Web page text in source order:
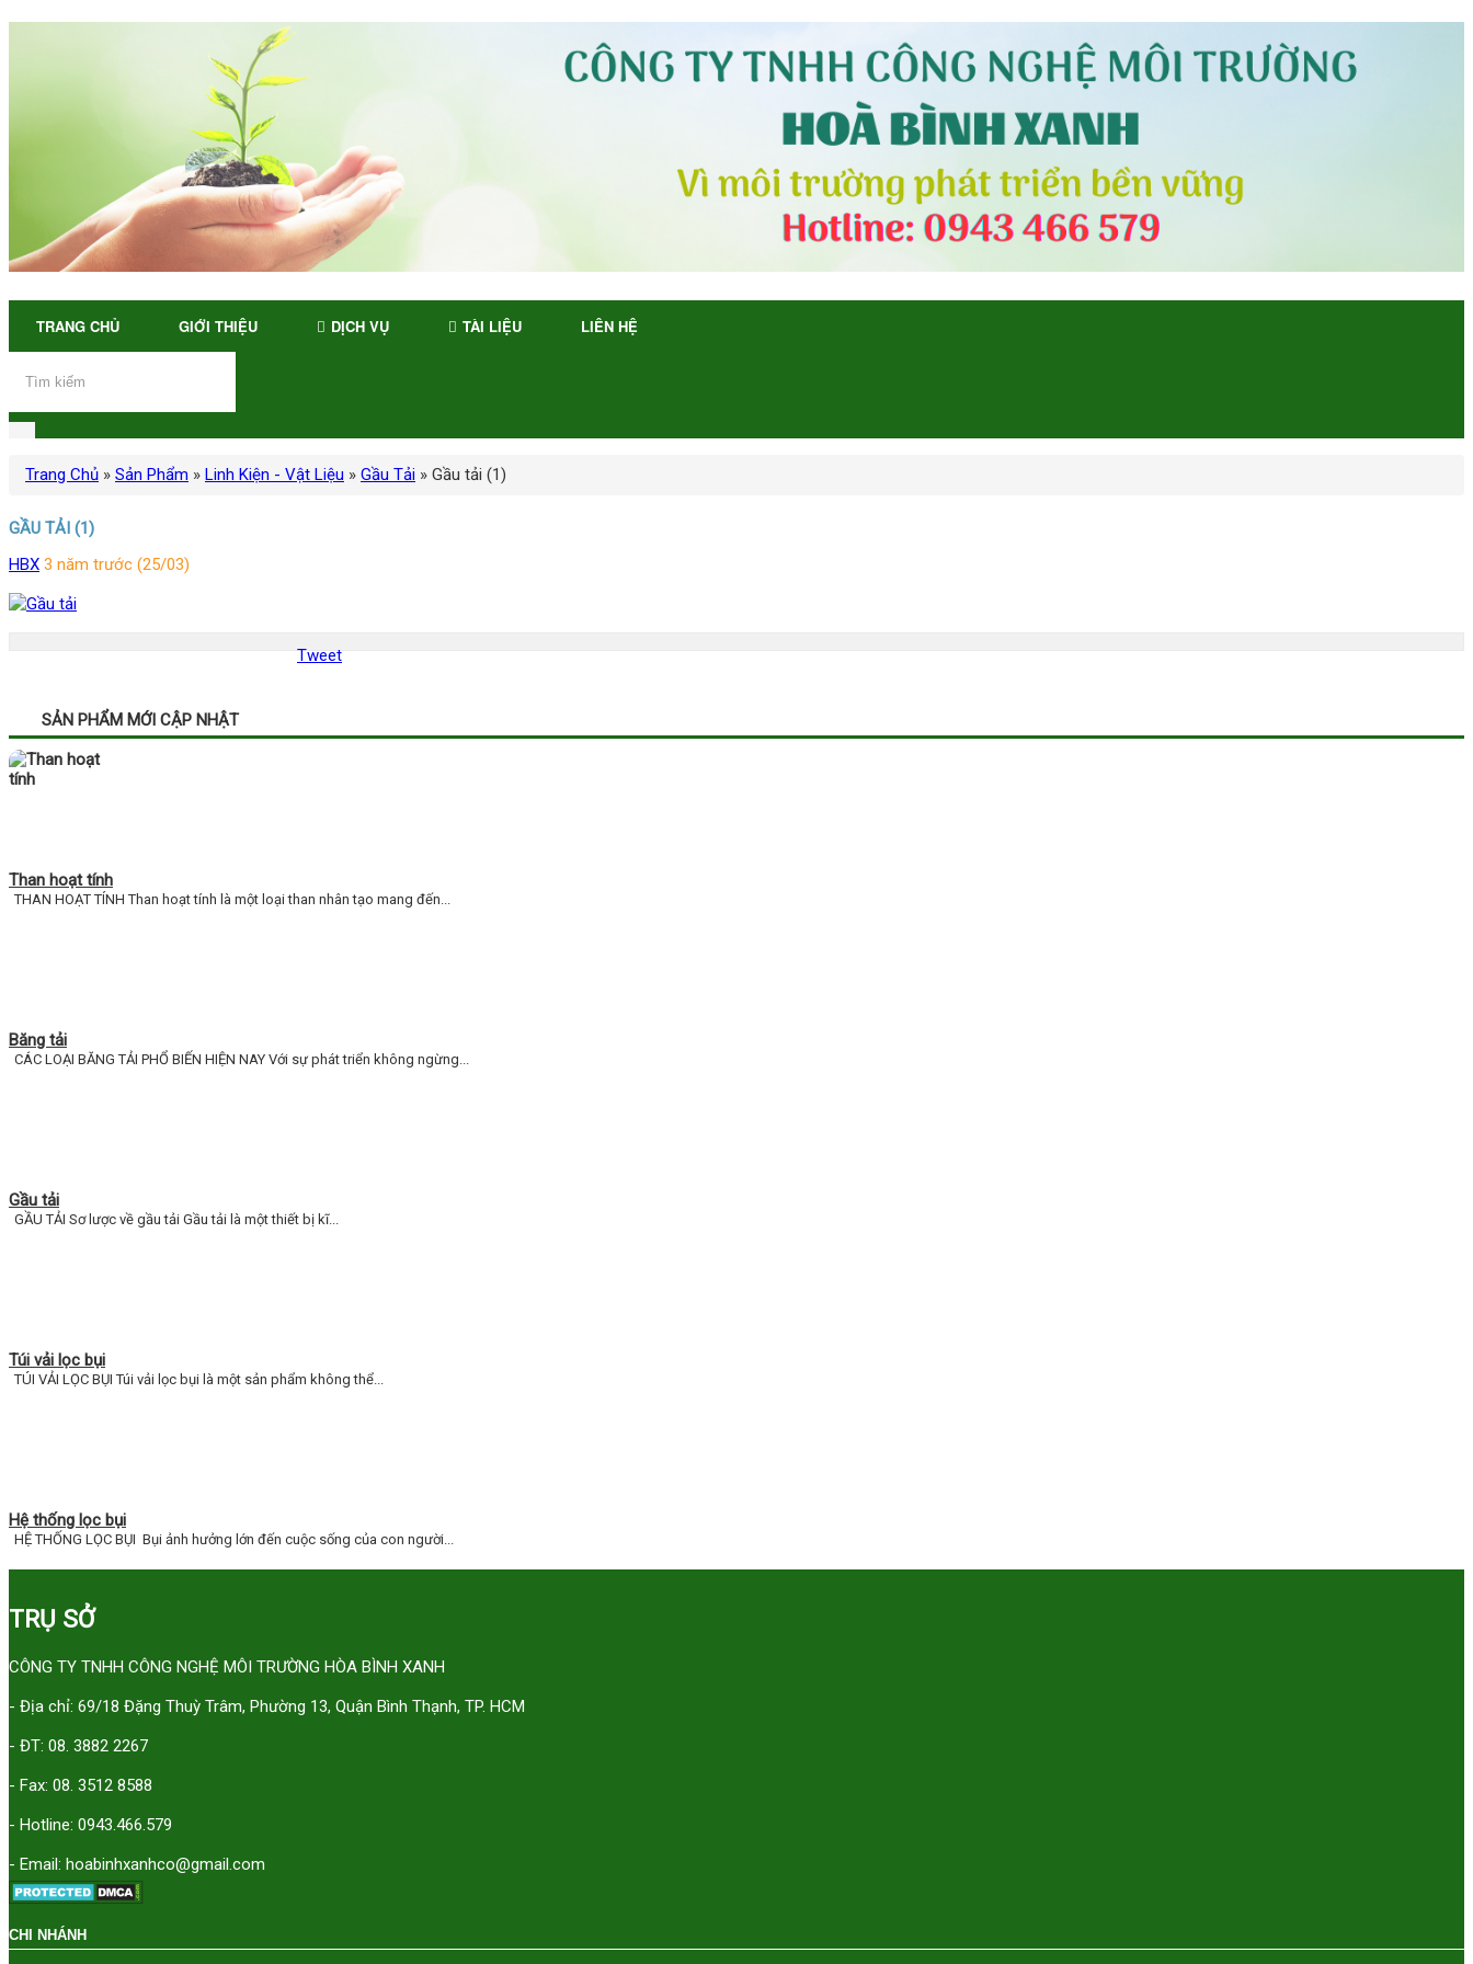
TRANG CHỦ GIỚI THIỆU DỊCH VỤ TÀI LIỆU LIÊN HỆ
Trang Chủ » Sản Phẩm » Linh Kiện - Vật Liệu » Gầu Tải » Gầu tải (1)
GẦU TẢI (1)
HBX 3 năm trước (25/03)
Tweet
SẢN PHẨM MỚI CẬP NHẬT
Than hoạt tính
THAN HOẠT TÍNH Than hoạt tính là một loại than nhân tạo mang đến...
Băng tải
CÁC LOẠI BĂNG TẢI PHỔ BIẾN HIỆN NAY Với sự phát triển không ngừng...
Gầu tải
GẦU TẢI Sơ lược về gầu tải Gầu tải là một thiết bị kĩ...
Túi vải lọc bụi
TÚI VẢI LỌC BỤI Túi vải lọc bụi là một sản phẩm không thể...
Hệ thống lọc bụi
HỆ THỐNG LỌC BỤI Bụi ảnh hưởng lớn đến cuộc sống của con người...
TRỤ SỞ
CÔNG TY TNHH CÔNG NGHỆ MÔI TRƯỜNG HÒA BÌNH XANH
- Địa chỉ: 69/18 Đặng Thuỳ Trâm, Phường 13, Quận Bình Thạnh, TP. HCM
- ĐT: 08. 3882 2267
- Fax: 08. 3512 8588
- Hotline: 0943.466.579
- Email: hoabinhxanhco@gmail.com
CHI NHÁNH